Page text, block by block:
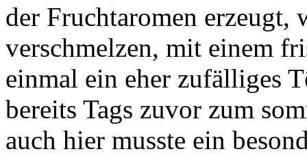
der Fruchtaromen erzeugt,
verschmelzen, mit einem
einmal ein eher zufälliges
bereits Tags zuvor zum
auch hier musste ein